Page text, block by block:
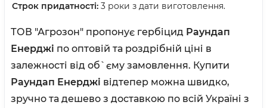
Строк придатності: 3 роки з дати виготовлення.
ТОВ "Агрозон" пропонує гербіцид Раундап
Енерджі по оптовій та роздрібній ціні в
залежності від об`єму замовлення. Купити
Раундап Енерджі відтепер можна швидко,
зручно та дешево з доставкою по всій Україні з